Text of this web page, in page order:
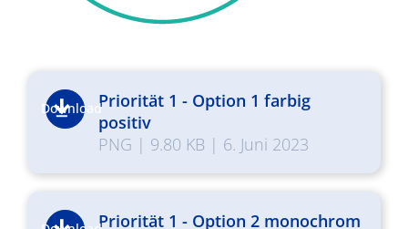
DownloadPriorität 1 - Option 1 farbig
positiv
PNG | 9.80 KB | 6. Juni 2023
Priorität 1 - Option 2 monochrom